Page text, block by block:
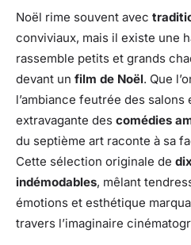
Noël rime souvent avec
conviviaux, mais il existe une
rassemble petits et grands
devant un film de Noël. Que
l’ambiance feutrée des salons
extravagante des comédies
du septième art raconte à sa
Cette sélection originale de
indémodables, mêlant
émotions et esthétique
travers l’imaginaire